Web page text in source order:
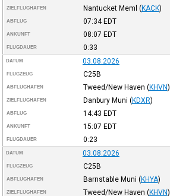
ZIELFLUGHAFEN Nantucket Meml (KACK)
ABFLUG 07:34EDT
ANKUNFT 08:07 EDT
FLUGDAUER 0:33
DATUM 03.08.2026
FLUGZEUG C25B
ABFLUGHAFEN Tweed/New Haven (KHVN)
ZIELFLUGHAFEN Danbury Muni (KDXR)
ABFLUG 14:43 EDT
ANKUNFT 15:07 EDT
FLUGDAUER 0:23
DATUM 03.08.2026
FLUGZEUG C25B
ABFLUGHAFEN Barnstable Muni (KHYA)
ZIELFLUGHAFEN Tweed/New Haven (KHVN)